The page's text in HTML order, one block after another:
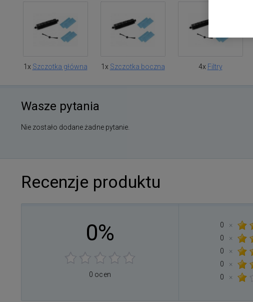
1x Szczotka główna 1x Szczotka boczna 4x Filtry
Wasze pytania
Nie zostało dodane żadne pytanie.
Recenzje produktu
0%
0 ocen
0
×
0
×
0
×
0
×
0
×